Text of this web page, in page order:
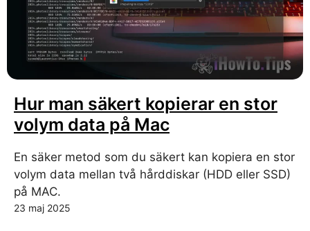
Hur man säkert kopierar en stor
volym data på Mac
En säker metod som du säkert kan kopiera en stor
volym data mellan två hårddiskar (HDD eller SSD)
på MAC.
23 maj 2025